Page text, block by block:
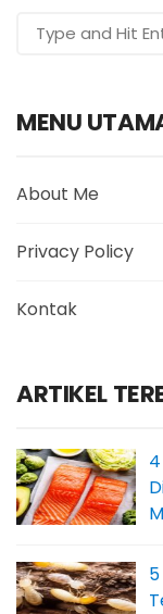
MENU
About Me
Privacy Policy
Kontak
ARTIKEL